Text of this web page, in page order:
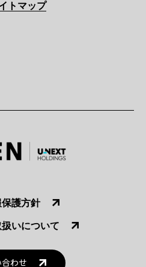
トマップ
護方針
いについて
合わせ